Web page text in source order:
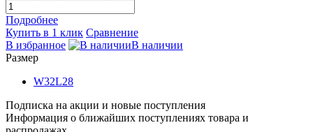
Подробнее
Купить в 1 клик Сравнение
В избранное
В наличии
Размер
W32L28
Подписка на акции и новые поступления
Информация о ближайших поступлениях товара и